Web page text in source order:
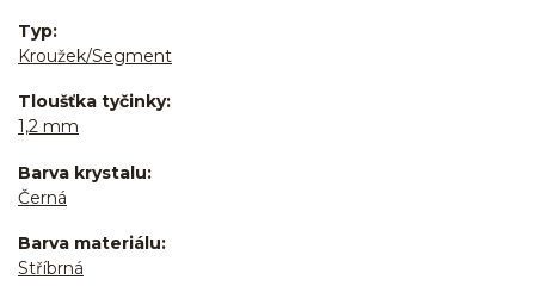
Typ
Kroužek/Segment
Tloušťka tyčinky
1,2 mm
Barva krystalu
Černá
Barva materiálu
Stříbrná